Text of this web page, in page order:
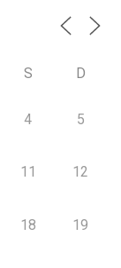
S D
4 5
11 12
18 19